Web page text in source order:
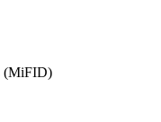
(MiFID)